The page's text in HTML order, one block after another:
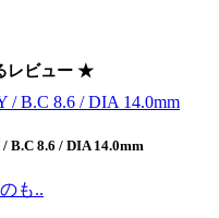
レビュー ★
B.C 8.6 / DIA 14.0mm
も..